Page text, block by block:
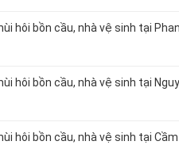
hôi bồn cầu, nhà vệ sinh tại
hôi bồn cầu, nhà vệ sinh tại
hôi bồn cầu, nhà vệ sinh tại